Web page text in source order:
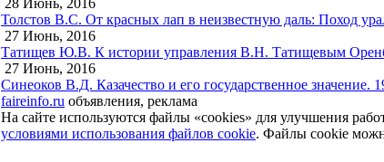
Толстов В.С. От красных лап в неизвестную даль: Поход
27 Июнь, 2016
Татищев Ю.В. К истории управления В.Н. Татищевым
27 Июнь, 2016
Синеоков В.Д. Казачество и его государственное значение.
faireinfo.ru объявления, реклама
На сайте используются файлы «cookies» для улучшения
условиями использования файлов cookie. Файлы cookie